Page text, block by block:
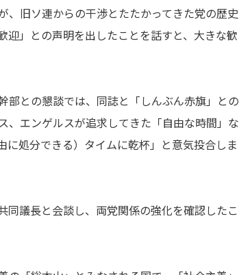
旧ソ連からの干渉とたたかってきた党の歴史
迎」との声明を出したことを話すと、大きな歓
との懇談では、同誌と「しんぶん赤旗」との
、エンゲルスが追求してきた「自由な時間」な
に処分できる）タイムに乾杯」と意気投合しま
議長と会談し、両党関係の強化を確認したこ